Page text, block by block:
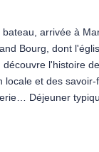
arrivée à
Bourg, dont
l'histoire
locale et des
Déjeuner